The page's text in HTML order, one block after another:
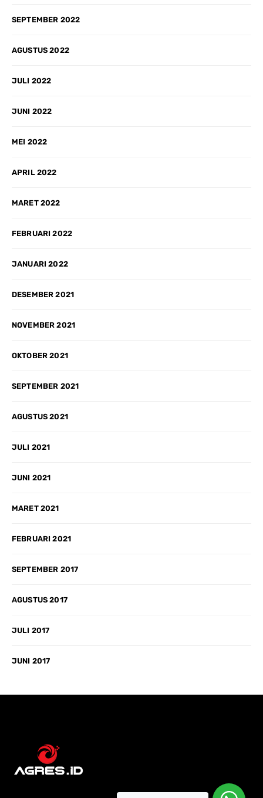
SEPTEMBER 2022
AGUSTUS 2022
JULI 2022
JUNI 2022
MEI 2022
APRIL 2022
MARET 2022
FEBRUARI 2022
JANUARI 2022
DESEMBER 2021
NOVEMBER 2021
OKTOBER 2021
SEPTEMBER 2021
AGUSTUS 2021
JULI 2021
JUNI 2021
MARET 2021
FEBRUARI 2021
SEPTEMBER 2017
AGUSTUS 2017
JULI 2017
JUNI 2017